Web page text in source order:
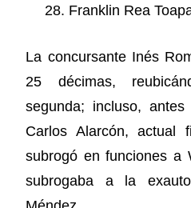
Franklin Rea
La concursante Inés
25 décimas,
segunda; incluso,
Carlos Alarcón, actual
subrogó en funciones a
subrogaba a la